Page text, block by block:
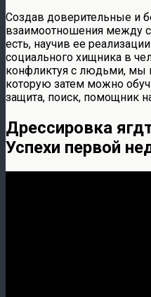
Создав доверительные и
взаимоотношения между
есть, научив ее
социального хищника в
конфликтуя с людьми, мы
которую затем можно
защита, поиск, помощник
Дрессировка
Успехи первой